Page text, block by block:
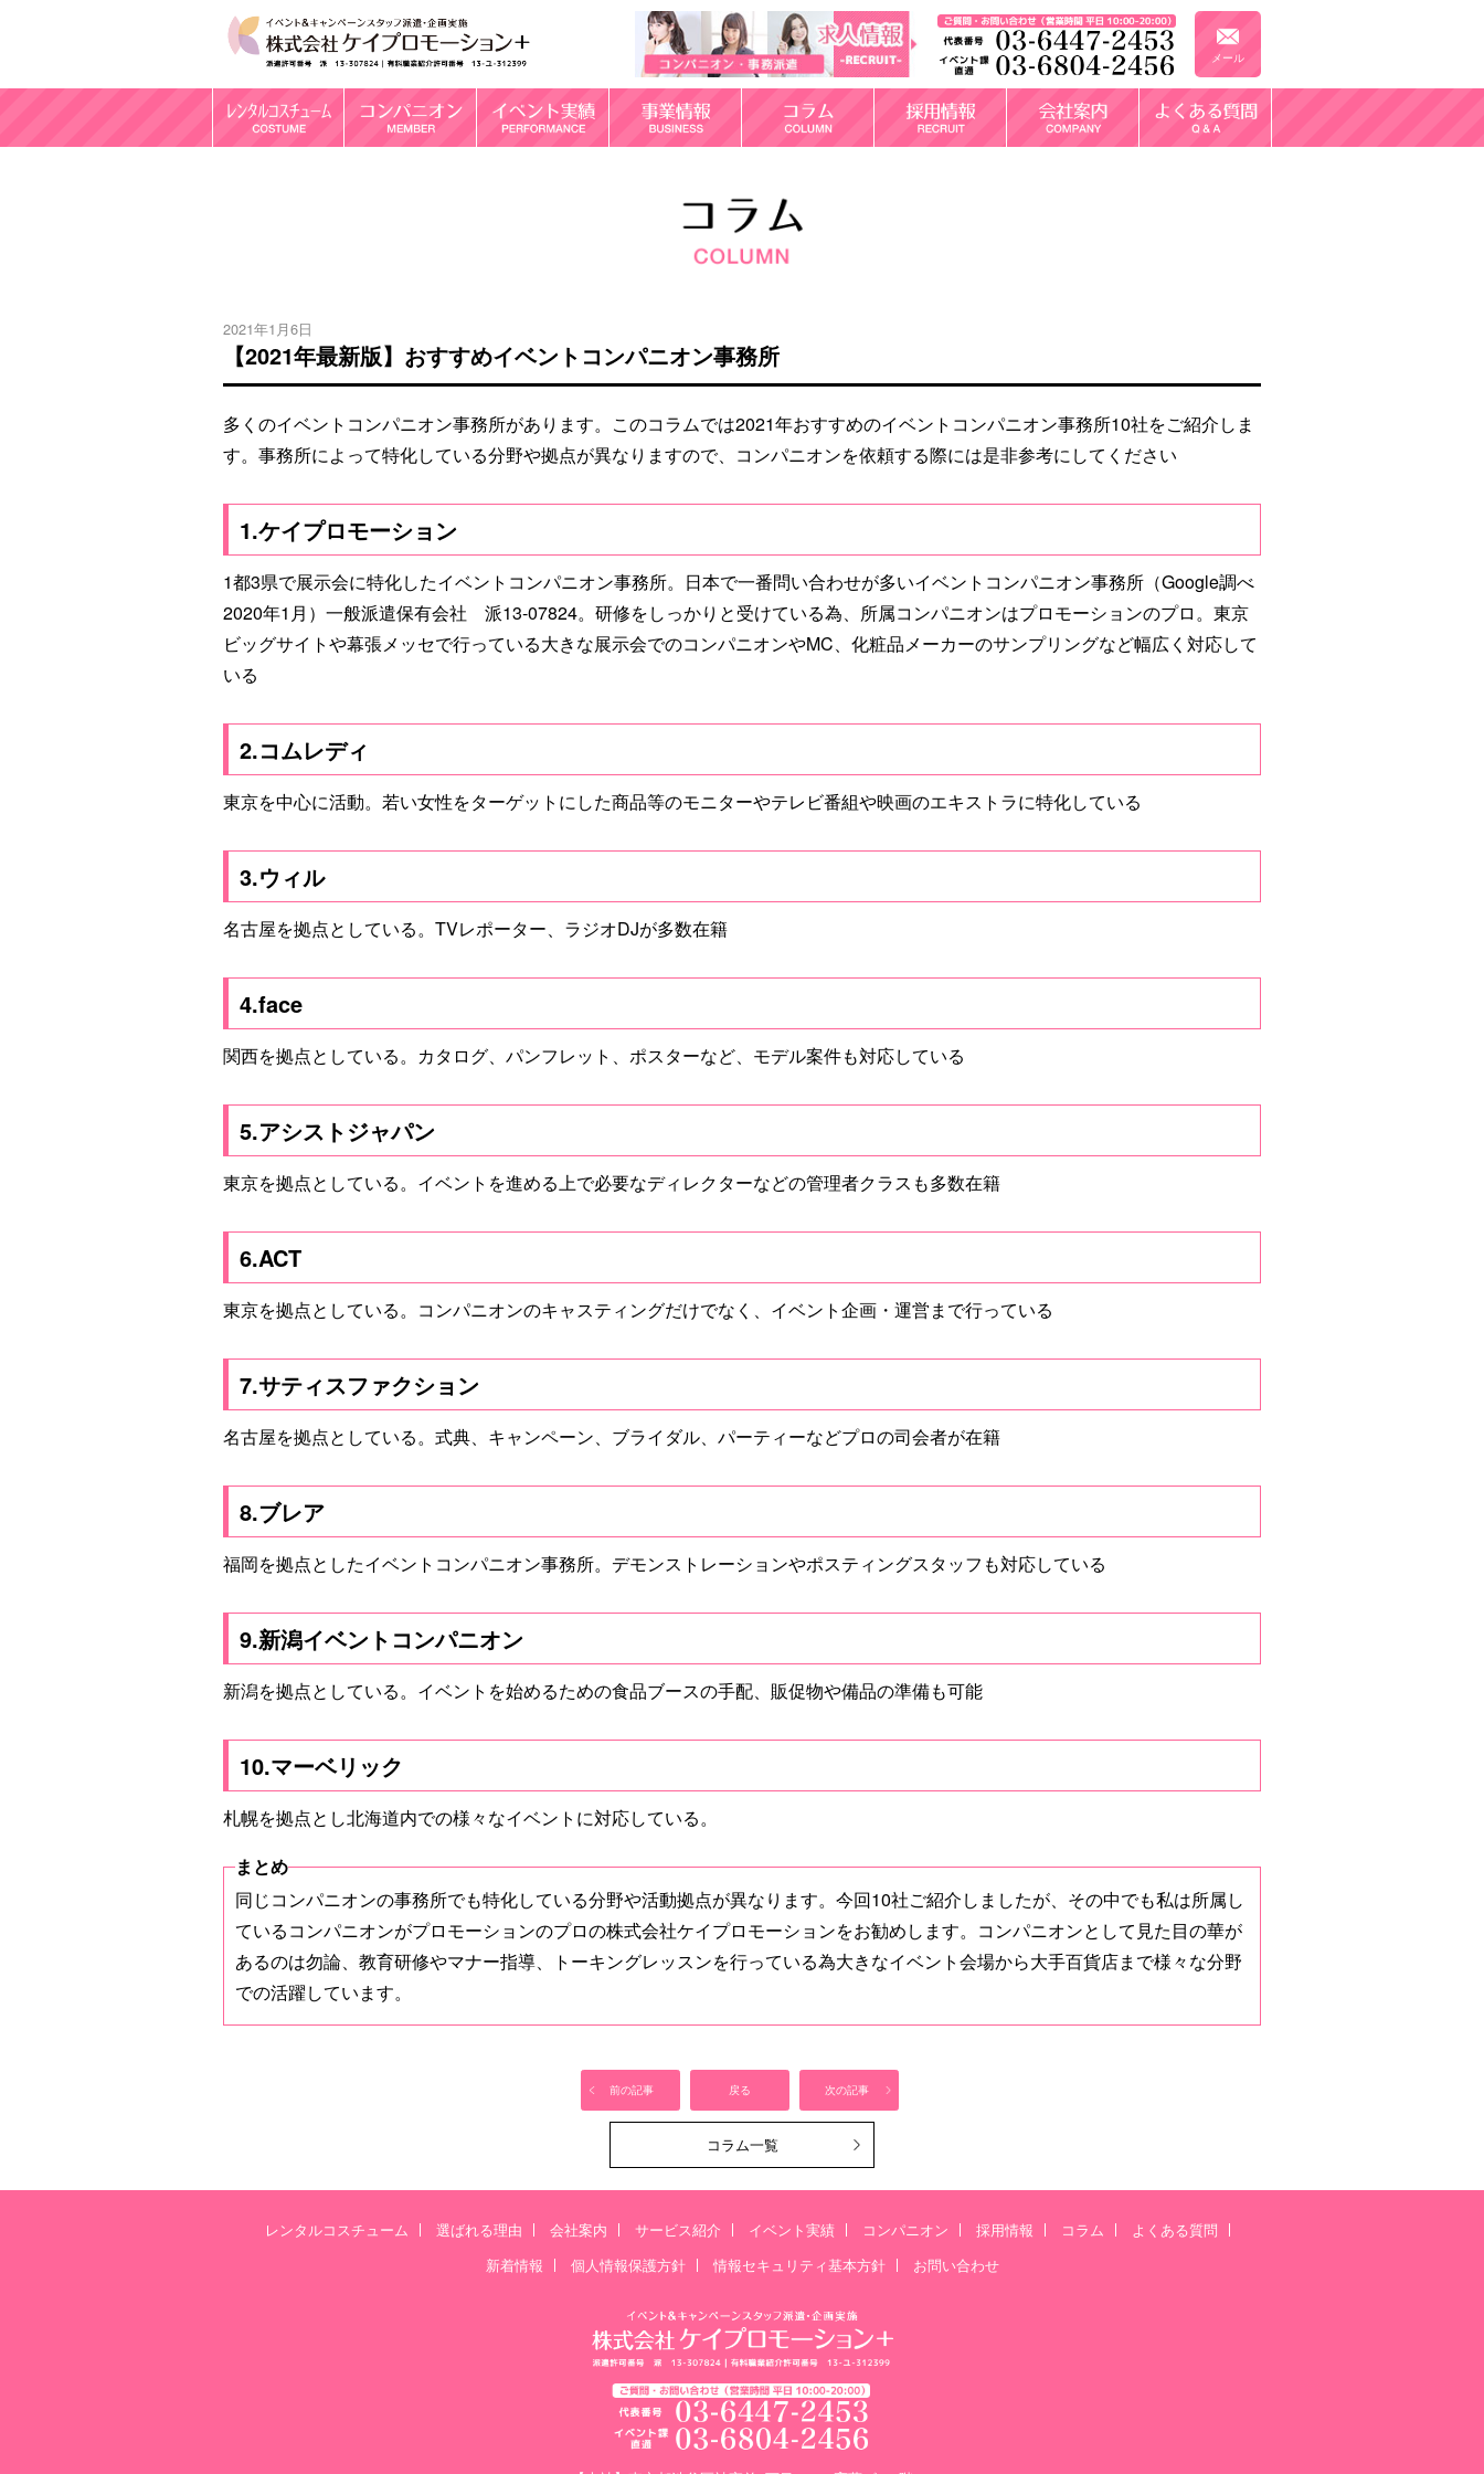
メール
2021年1月6日
【2021年最新版】おすすめイベントコンパニオン事務所
多くのイベントコンパニオン事務所があります。このコラムでは2021年おすすめのイベントコンパニオン事務所10社をご紹介しま
す。事務所によって特化している分野や拠点が異なりますので、コンパニオンを依頼する際には是非参考にしてください
1.ケイプロモーション
1都3県で展示会に特化したイベントコンパニオン事務所。日本で一番問い合わせが多いイベントコンパニオン事務所（Google調べ
2020年1月）一般派遣保有会社 派13-07824。研修をしっかりと受けている為、所属コンパニオンはプロモーションのプロ。東京
ビッグサイトや幕張メッセで行っている大きな展示会でのコンパニオンやMC、化粧品メーカーのサンプリングなど幅広く対応して
いる
2.コムレディ
東京を中心に活動。若い女性をターゲットにした商品等のモニターやテレビ番組や映画のエキストラに特化している
3.ウィル
名古屋を拠点としている。TVレポーター、ラジオDJが多数在籍
4.face
関西を拠点としている。カタログ、パンフレット、ポスターなど、モデル案件も対応している
5.アシストジャパン
東京を拠点としている。イベントを進める上で必要なディレクターなどの管理者クラスも多数在籍
6.ACT
東京を拠点としている。コンパニオンのキャスティングだけでなく、イベント企画・運営まで行っている
7.サティスファクション
名古屋を拠点としている。式典、キャンペーン、ブライダル、パーティーなどプロの司会者が在籍
8.ブレア
福岡を拠点としたイベントコンパニオン事務所。デモンストレーションやポスティングスタッフも対応している
9.新潟イベントコンパニオン
新潟を拠点としている。イベントを始めるための食品ブースの手配、販促物や備品の準備も可能
10.マーベリック
札幌を拠点とし北海道内での様々なイベントに対応している。
同じコンパニオンの事務所でも特化している分野や活動拠点が異なります。今回10社ご紹介しましたが、その中でも私は所属し
ているコンパニオンがプロモーションのプロの株式会社ケイプロモーションをお勧めします。コンパニオンとして見た目の華が
あるのは勿論、教育研修やマナー指導、トーキングレッスンを行っている為大きなイベント会場から大手百貨店まで様々な分野
での活躍しています。
前の記事 戻る 次の記事
コラム一覧
レンタルコスチューム 選ばれる理由 会社案内 サービス紹介 イベント実績 コンパニオン 採用情報 コラム
よくある質問
新着情報
個人情報保護方針 情報セキュリティ基本方針 お問い合わせ